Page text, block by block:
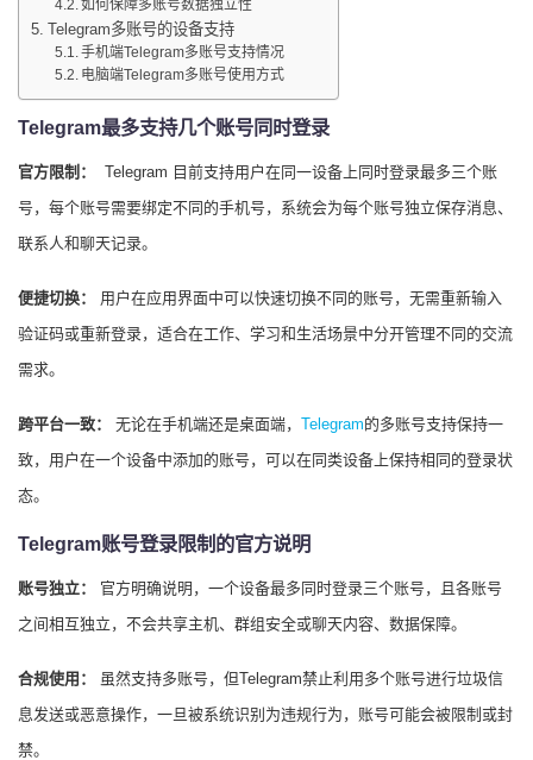
如何保障多账号数据独立性
Telegram多账号的设备支持
手机端Telegram多账号支持情况
电脑端Telegram多账号使用方式
Telegram最多支持几个账号同时登录
官方限制：
Telegram 目前支持用户在同一设备上同时登录最多三个账
号，每个账号需要绑定不同的手机号，系统会为每个账号独立保存消息、
联系人和聊天记录。
便捷切换：
用户在应用界面中可以快速切换不同的账号，无需重新输入
验证码或重新登录，适合在工作、学习和生活场景中分开管理不同的交流
需求。
跨平台一致： 无论在手机端还是桌面端， Telegram的多账号支持保持一
致，用户在一个设备中添加的账号，可以在同类设备上保持相同的登录状
态。
Telegram账号登录限制的官方说明
账号独立：
官方明确说明，一个设备最多同时登录三个账号，且各账号
之间相互独立，不会共享主机、群组安全或聊天内容、数据保障。
合规使用：
虽然支持多账号，但Telegram禁止利用多个账号进行垃圾信
息发送或恶意操作，一旦被系统识别为违规行为，账号可能会被限制或封
禁。